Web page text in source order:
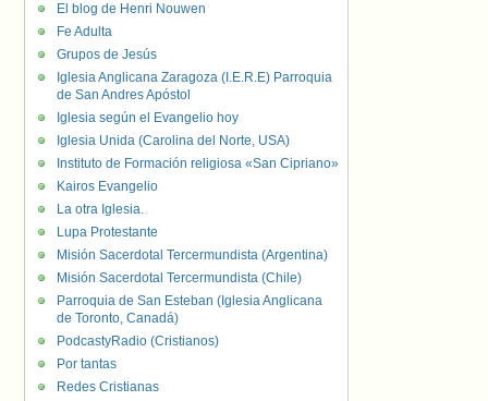
El blog de Henri Nouwen
Fe Adulta
Grupos de Jesús
Iglesia Anglicana Zaragoza (I.E.R.E) Parroquia
de San Andres Apóstol
Iglesia según el Evangelio hoy
Iglesia Unida (Carolina del Norte, USA)
Instituto de Formación religiosa «San Cipriano»
Kairos Evangelio
La otra Iglesia.
Lupa Protestante
Misión Sacerdotal Tercermundista (Argentina)
Misión Sacerdotal Tercermundista (Chile)
Parroquia de San Esteban (Iglesia Anglicana
de Toronto, Canadá)
PodcastyRadio (Cristianos)
Por tantas
Redes Cristianas